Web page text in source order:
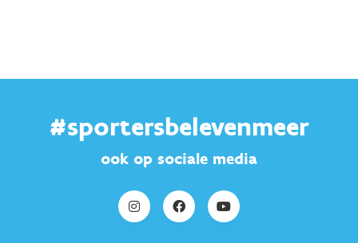
#sportersbelevenmeer
ook op sociale media